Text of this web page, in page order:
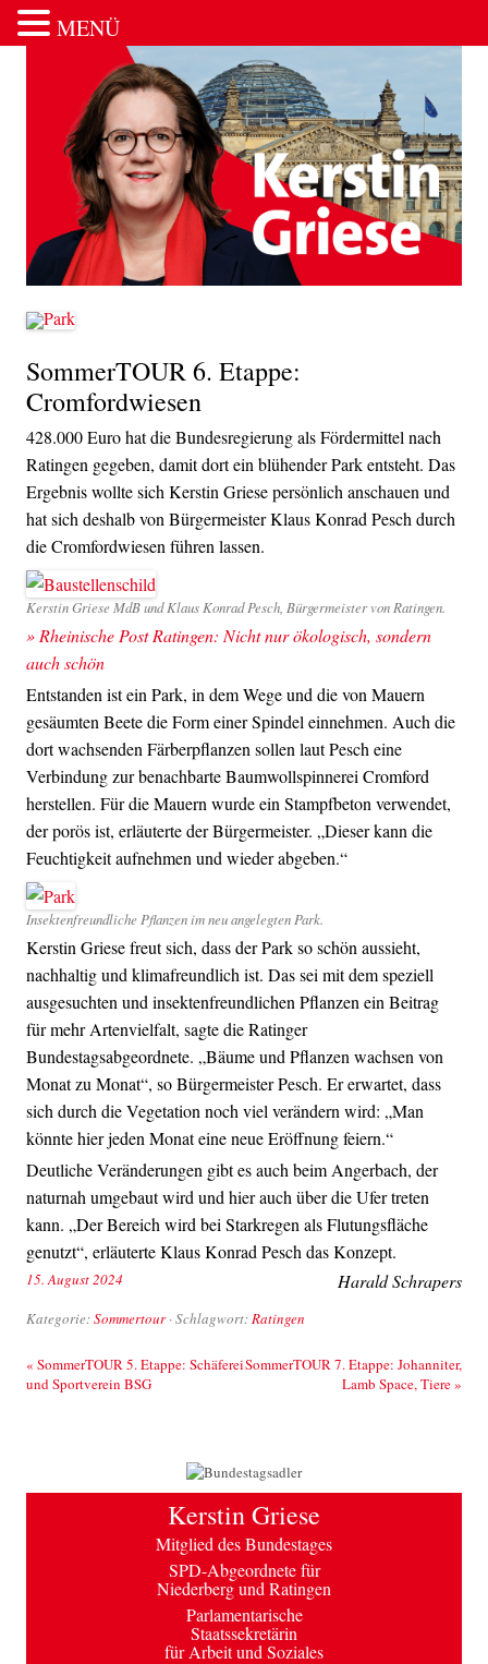
Zum Inhalt springen
SommerTOUR 6. Etappe:
Cromfordwiesen
428.000 Euro hat die Bundesregierung als Fördermittel nach
Ratingen gegeben, damit dort ein blühender Park entsteht. Das
Ergebnis wollte sich Kerstin Griese persönlich anschauen und
hat sich deshalb von Bürgermeister Klaus Konrad Pesch durch
die Cromfordwiesen führen lassen.
Kerstin Griese MdB und Klaus Konrad Pesch, Bürgermeister von Ratingen.
» Rheinische Post Ratingen: Nicht nur ökologisch, sondern
auch schön
Entstanden ist ein Park, in dem Wege und die von Mauern
gesäumten Beete die Form einer Spindel einnehmen. Auch die
dort wachsenden Färberpflanzen sollen laut Pesch eine
Verbindung zur benachbarte Baumwollspinnerei Cromford
herstellen. Für die Mauern wurde ein Stampfbeton verwendet,
der porös ist, erläuterte der Bürgermeister. „Dieser kann die
Feuchtigkeit aufnehmen und wieder abgeben.“
Insektenfreundliche Pflanzen im neu angelegten Park.
Kerstin Griese freut sich, dass der Park so schön aussieht,
nachhaltig und klimafreundlich ist. Das sei mit dem speziell
ausgesuchten und insektenfreundlichen Pflanzen ein Beitrag
für mehr Artenvielfalt, sagte die Ratinger
Bundestagsabgeordnete. „Bäume und Pflanzen wachsen von
Monat zu Monat“, so Bürgermeister Pesch. Er erwartet, dass
sich durch die Vegetation noch viel verändern wird: „Man
könnte hier jeden Monat eine neue Eröffnung feiern.“
Deutliche Veränderungen gibt es auch beim Angerbach, der
naturnah umgebaut wird und hier auch über die Ufer treten
kann. „Der Bereich wird bei Starkregen als Flutungsfläche
genutzt“, erläuterte Klaus Konrad Pesch das Konzept.
Harald Schrapers
15. August 2024
Kategorie:Sommertour· Schlagwort:Ratingen
Beitrags-Navigation
« SommerTOUR 5. Etappe: Schäferei
und Sportverein BSG
SommerTOUR 7. Etappe: Johanniter,
Lamb Space, Tiere»
Kerstin Griese
Mitglied des Bundestages
SPD-Abgeordnete für
Niederberg und Ratingen
Parlamentarische
Staatssekretärin
für Arbeit und Soziales
MENÜ